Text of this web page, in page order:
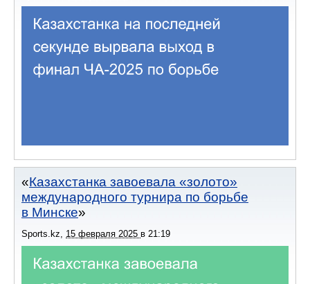
Казахстанка завоевала «золото»
международного турнира по борьбе
в Минске
Sports.kz, 15 февраля 2025 в 21:19